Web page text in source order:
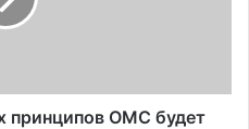
принципов ОМС будет